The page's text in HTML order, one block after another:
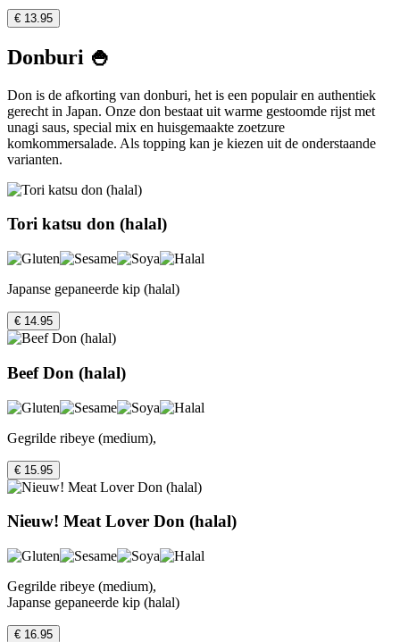
€ 13.95
Donburi 🍚
Don is de afkorting van donburi, het is een populair en authentiek
gerecht in Japan. Onze don bestaat uit warme gestoomde rijst met
unagi saus, special mix en huisgemaakte zoetzure
komkommersalade. Als topping kan je kiezen uit de onderstaande
varianten.
Tori katsu don (halal)
Japanse gepaneerde kip (halal)
€ 14.95
Beef Don (halal)
Gegrilde ribeye (medium),
€ 15.95
Nieuw! Meat Lover Don (halal)
Gegrilde ribeye (medium),
Japanse gepaneerde kip (halal)
€ 16.95